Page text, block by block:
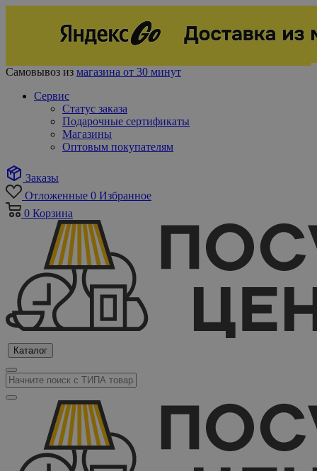
Самовывоз из магазина от 30 минут
Сервис
Статус заказа
Подарочные сертификаты
Магазины
Оптовым покупателям
Заказы
Отложенные 0 Избранное
0 Корзина
Каталог